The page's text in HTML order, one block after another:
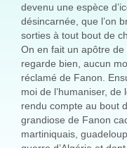
devenu une espèce
désincarnée, que l’on
sorties à tout bout de
On en fait un apôtre
regarde bien, aucun
réclamé de Fanon.
moi de l’humaniser,
rendu compte au bout
grandiose de Fanon
martiniquais,